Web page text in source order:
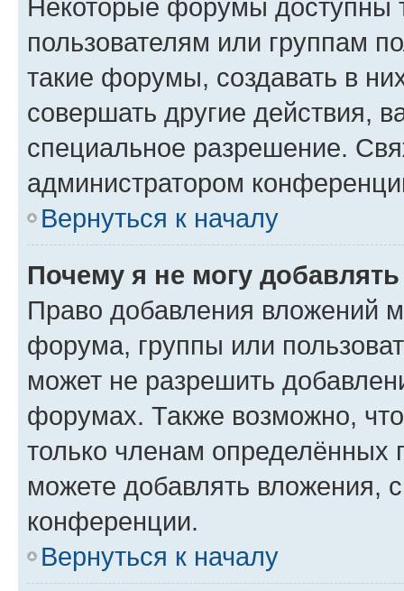
Некоторые форумы доступны
пользователям или группам
такие форумы, создавать в
совершать другие действия,
специальное разрешение.
администратором
Вернуться к началу
Почему я не могу
Право добавления вложений
форума, группы или
может не разрешить
форумах. Также возможно,
только членам определённых
можете добавлять вложения,
конференции.
Вернуться к началу